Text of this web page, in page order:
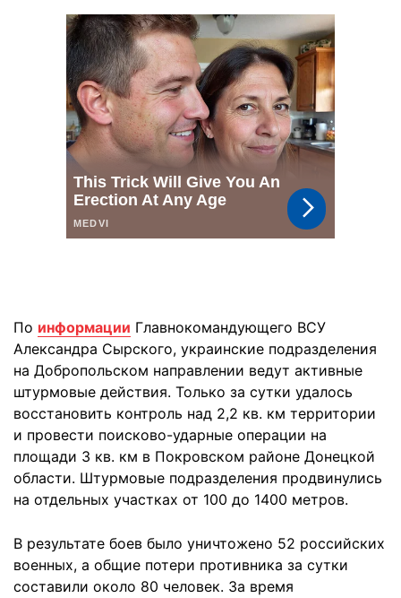
По информации Главнокомандующего ВСУ
Александра Сырского, украинские подразделения
на Добропольском направлении ведут активные
штурмовые действия. Только за сутки удалось
восстановить контроль над 2,2 кв. км территории
и провести поисково-ударные операции на
площади 3 кв. км в Покровском районе Донецкой
области. Штурмовые подразделения продвинулись
на отдельных участках от 100 до 1400 метров.
В результате боев было уничтожено 52 российских
военных, а общие потери противника за сутки
составили около 80 человек. За время